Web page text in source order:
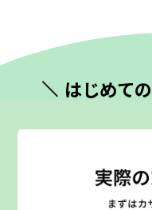
はじめての